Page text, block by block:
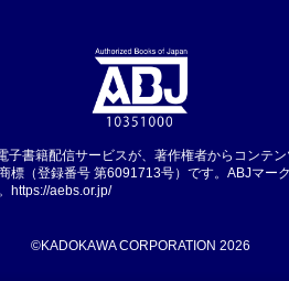
子書籍配信サービスが、著作権者からコンテ
標（登録番号 第6091713号）です。ABJマー
https://aebs.or.jp/
©KADOKAWA CORPORATION 2026